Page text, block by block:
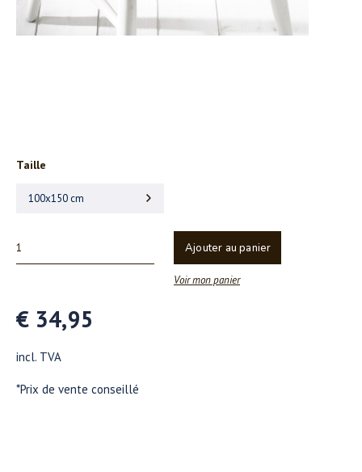
Taille
100x150 cm
Ajouter au panier
Voir mon panier
€ 34,95
incl. TVA
*Prix de vente conseillé